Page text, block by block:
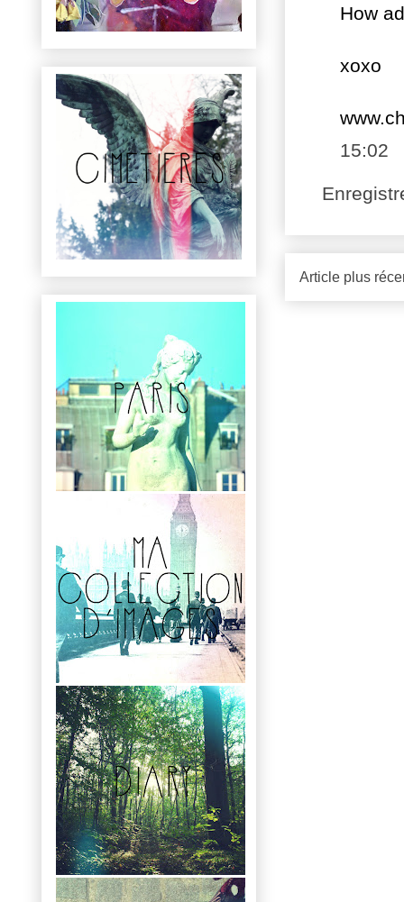
How
xoxo
15:02
Article plus